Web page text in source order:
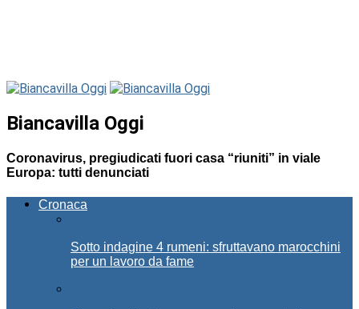
Biancavilla Oggi
Coronavirus, pregiudicati fuori casa “riuniti” in viale
Europa: tutti denunciati
Cronaca
Sotto indagine 4 rumeni: sfruttavano marocchini
per un lavoro da fame